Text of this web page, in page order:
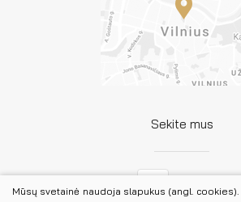
Sekite mus
Mūsų svetainė naudoja slapukus (angl.